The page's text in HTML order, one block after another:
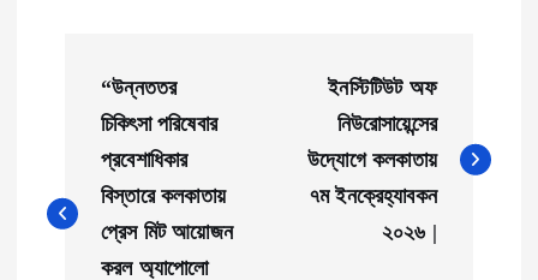
t
“উন্নততর
চিকিৎসা পরিষেবার
প্রবেশাধিকার
বিস্তারে কলকাতায়
প্রেস মিট আয়োজন
করল অ্যাপোলো
ইনস্টিটিউট অফ
নিউরোসায়েন্সের
উদ্যোগে কলকাতায়
৭ম ইনক্রেহ্যাবকন
২০২৬ |